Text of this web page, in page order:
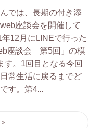
では、長期の付き添
座談会を開催して
12月にLINEで行った
座談会 第5回」の模
す。1回目となる今回
常生活に戻るまでど
す。第4...